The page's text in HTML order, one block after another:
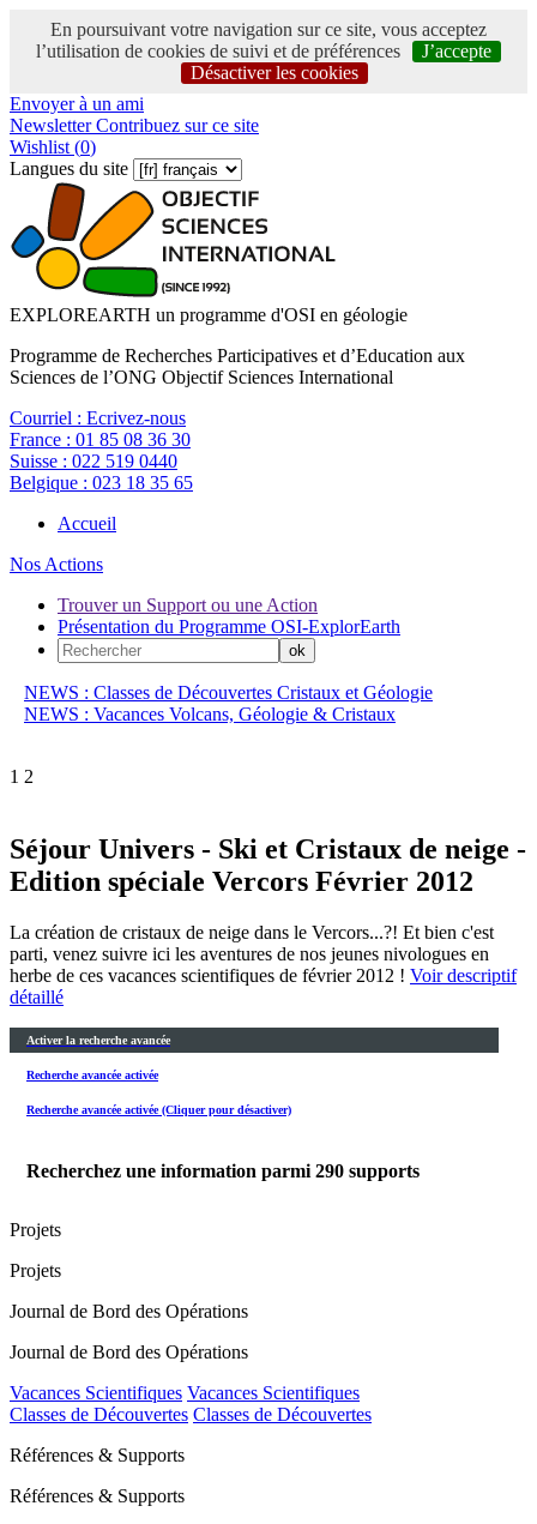
En poursuivant votre navigation sur ce site, vous acceptez
l’utilisation de cookies de suivi et de préférences
J’accepte
Désactiver les cookies
Envoyer à un ami
NewsletterContribuez sur ce site
Wishlist (0)
Langues du site
EXPLOREARTH un programme d'OSI en géologie
Programme de Recherches Participatives et d’Education aux
Sciences de l’ONG Objectif Sciences International
Courriel : Ecrivez-nous
France : 01 85 08 36 30
Suisse : 022 519 0440
Belgique : 023 18 35 65
Accueil
Nos Actions
Trouver un Support ou une Action
Présentation du Programme OSI-ExplorEarth
NEWS : Classes de Découvertes Cristaux et Géologie
NEWS : Vacances Volcans, Géologie & Cristaux
1 2
Séjour Univers - Ski et Cristaux de neige -
Edition spéciale Vercors Février 2012
La création de cristaux de neige dans le Vercors...?! Et bien c'est
parti, venez suivre ici les aventures de nos jeunes nivologues en
herbe de ces vacances scientifiques de février 2012 ! Voir descriptif
détaillé
Activer la recherche avancée
Recherche avancée activée
Recherche avancée activée (Cliquer pour désactiver)
Recherchez une information parmi 290 supports
Projets
Projets
Journal de Bord des Opérations
Journal de Bord des Opérations
Vacances Scientifiques Vacances Scientifiques
Classes de Découvertes Classes de Découvertes
Références & Supports
Références & Supports